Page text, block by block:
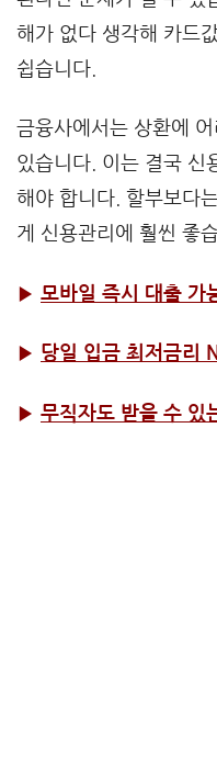
해가 없다 생각해 카드
쉽습니다.
금융사에서는 상환에
있습니다. 이는 결국 신
해야 합니다. 할부보다
게 신용관리에 훨씬 좋
▶ 모바일 즉시 대출 가
▶ 당일 입금 최저금리
▶ 무직자도 받을 수 있